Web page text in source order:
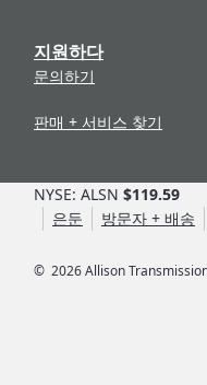
지원하다
문의하기
판매 + 서비스 찾기
© 2026Allison
NYSE: ALSN $119.59
은둔
방문자 + 배송